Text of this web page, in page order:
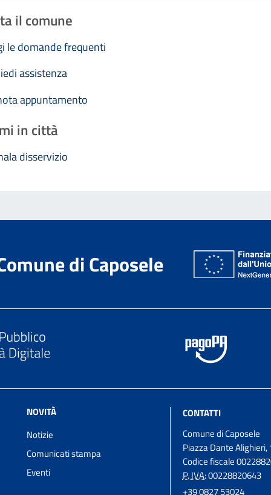
il comune
le domande frequenti
assistenza
appuntamento
in città
disservizio
di Caposele
NOVITÀ
Notizie
Comunicati stampa
Eventi
CONTATTI
Comune di Caposele
Piazza Dante Alighieri,
Codice fiscale
P. IVA:00228820643
+39 0827 53024